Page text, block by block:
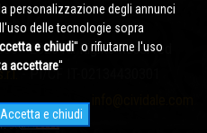
- 2026 All Rights Reserved
- PI/CF IT-02134430301
personalizzazione degli annunci
delle tecnologie sopra
e chiudi'' o rifiutarne l'uso
accettare''
Accetta e chiudi